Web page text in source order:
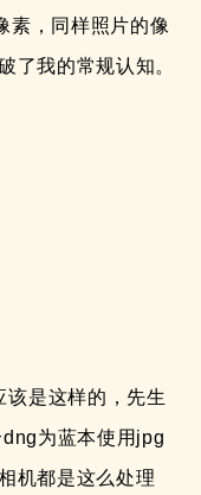
素，同样照片的像
了我的常规认知。
该是这样的，先生
为蓝本使用jpg
机都是这么处理